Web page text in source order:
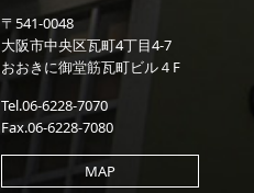
〒541-0048
大阪市中央区瓦町4丁目4-7
おおきに御堂筋瓦町ビル４F
Tel.06-6228-7070
Fax.06-6228-7080
MAP